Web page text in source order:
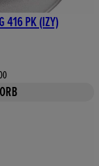
416 PK (IZY)
479,00 €.